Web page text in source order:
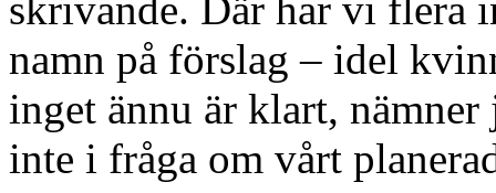
skrivande. Där har vi flera
namn på förslag – idel
inget ännu är klart,
inte i fråga om vårt